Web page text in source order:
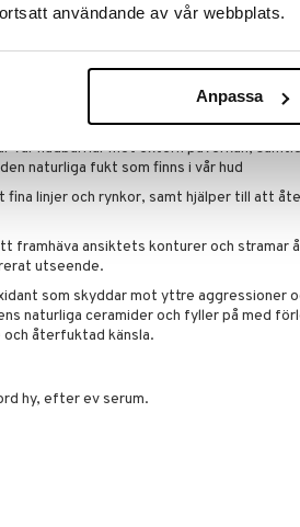
användande av vår webbplats.
Anpassa
som stärker, återfuktad och stramar åt
and Firm Day Cream före omformulering
och nattkrämer; 58 kvinnor; 1 vecka.
vår hudbarriär mot extern påverkan,
naturliga fukt som finns i vår hud
linjer och rynkor, samt hjälper till att
framhäva ansiktets konturer och stramar
utseende.
som skyddar mot yttre aggressioner
naturliga ceramider och fyller på med
återfuktad känsla.
hy, efter ev serum.